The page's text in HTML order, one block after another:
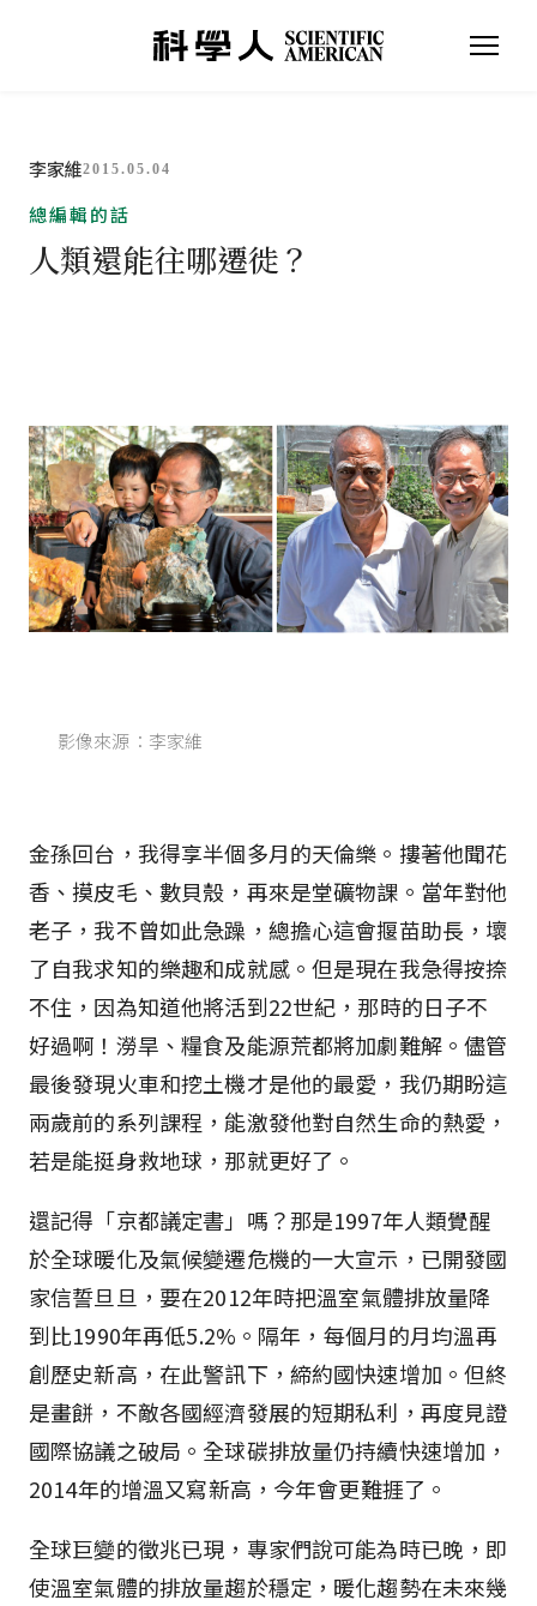
李家維2015.05.04
總編輯的話
人類還能往哪遷徙？
影像來源：李家維
金孫回台，我得享半個多月的天倫樂。摟著他聞花
香、摸皮毛、數貝殼，再來是堂礦物課。當年對他
老子，我不曾如此急躁，總擔心這會揠苗助長，壞
了自我求知的樂趣和成就感。但是現在我急得按捺
不住，因為知道他將活到22世紀，那時的日子不
好過啊！澇旱、糧食及能源荒都將加劇難解。儘管
最後發現火車和挖土機才是他的最愛，我仍期盼這
兩歲前的系列課程，能激發他對自然生命的熱愛，
若是能挺身救地球，那就更好了。
還記得「京都議定書」嗎？那是1997年人類覺醒
於全球暖化及氣候變遷危機的一大宣示，已開發國
家信誓旦旦，要在2012年時把溫室氣體排放量降
到比1990年再低5.2%。隔年，每個月的月均溫再
創歷史新高，在此警訊下，締約國快速增加。但終
是畫餅，不敵各國經濟發展的短期私利，再度見證
國際協議之破局。全球碳排放量仍持續快速增加，
2014年的增溫又寫新高，今年會更難捱了。
全球巨變的徵兆已現，專家們說可能為時已晚，即
使溫室氣體的排放量趨於穩定，暖化趨勢在未來幾